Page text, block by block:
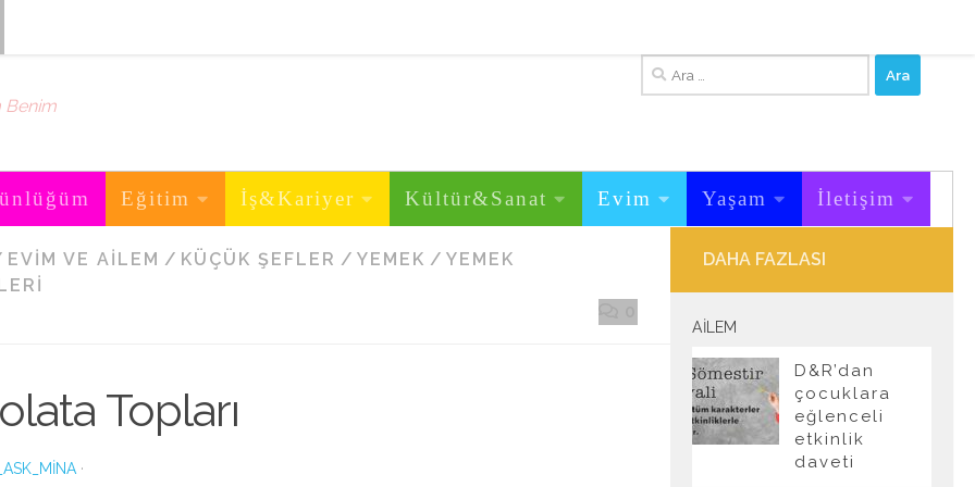
Benim
Arama:
Eğitim İş&Kariyer Kültür&Sanat Evim Yaşam İletişim
EVIM VE AILEM / KÜÇÜK ŞEFLER / YEMEK / YEMEK
Topları
·
DAHA FAZLASI
AILEM
D&R’dan
çocuklara
eğlenceli
etkinlik
daveti